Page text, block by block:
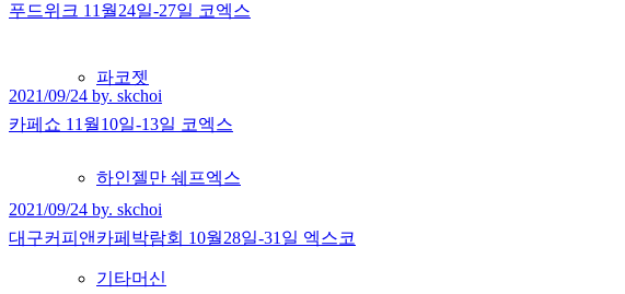
파코젯
하인젤만 쉐프엑스
기타머신
푸드위크 11월24일-27일 코엑스
2021/09/24 by. skchoi
카페쇼 11월10일-13일 코엑스
2021/09/24 by. skchoi
대구커피앤카페박람회 10월28일-31일 엑스코